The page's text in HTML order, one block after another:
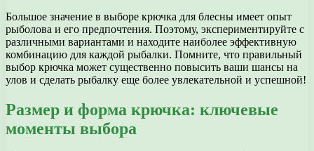
Большое значение в выборе крючка для блесны имеет опыт
рыболова и его предпочтения. Поэтому, экспериментируйте с
различными вариантами и находите наиболее эффективную
комбинацию для каждой рыбалки. Помните, что правильный
выбор крючка может существенно повысить ваши шансы на
улов и сделать рыбалку еще более увлекательной и успешной!
Размер и форма крючка: ключевые
моменты выбора